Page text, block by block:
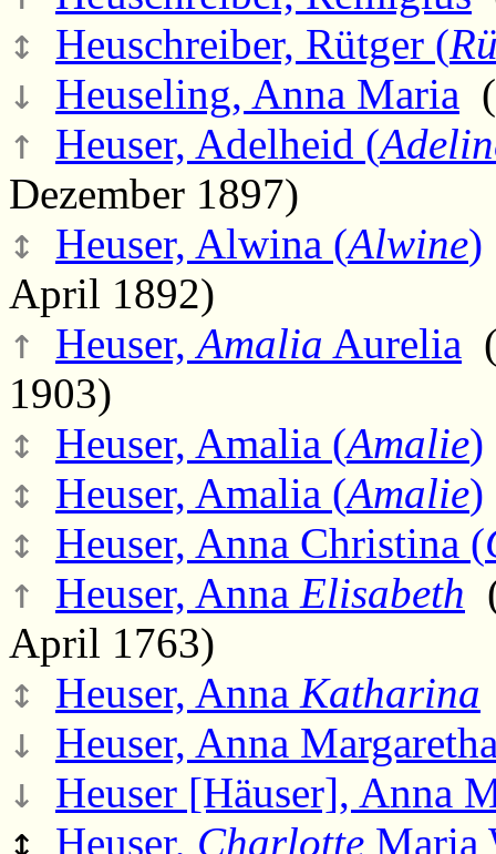
↕ Heuschreiber, Rütger (
↓ Heuseling, Anna Maria
↑ Heuser, Adelheid (
Dezember 1897)
↕ Heuser, Alwina (Alwine)
April 1892)
↑ Heuser,Amalia Aurelia
1903)
↕ Heuser, Amalia (Amalie)
↕ Heuser, Amalia (Amalie)
↕ Heuser, Anna Christina (
↑ Heuser, Anna Elisabeth
April 1763)
↕ Heuser, Anna Katharina
↓ Heuser, Anna
↓ Heuser [Häuser], Anna
↕ Heuser, Charlotte Maria